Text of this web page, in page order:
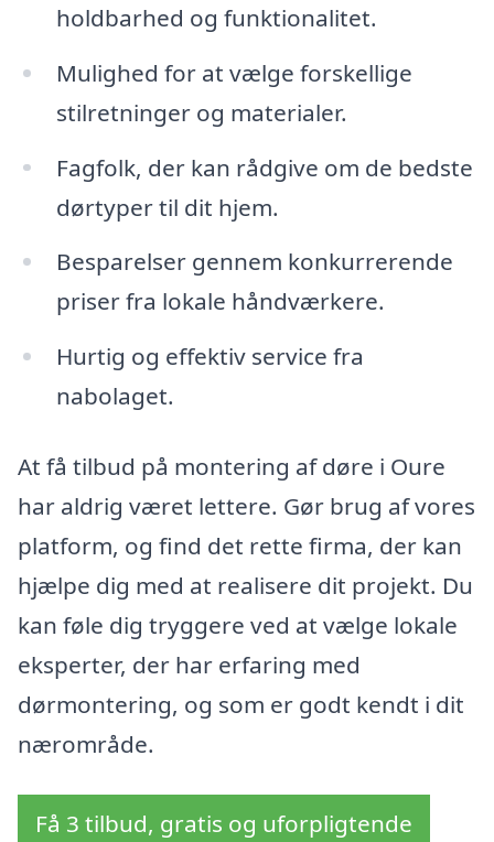
holdbarhed og funktionalitet.
Mulighed for at vælge forskellige
stilretninger og materialer.
Fagfolk, der kan rådgive om de bedste
dørtyper til dit hjem.
Besparelser gennem konkurrerende
priser fra lokale håndværkere.
Hurtig og effektiv service fra
nabolaget.
At få tilbud på montering af døre i Oure
har aldrig været lettere. Gør brug af vores
platform, og find det rette firma, der kan
hjælpe dig med at realisere dit projekt. Du
kan føle dig tryggere ved at vælge lokale
eksperter, der har erfaring med
dørmontering, og som er godt kendt i dit
nærområde.
Få 3 tilbud, gratis og uforpligtende